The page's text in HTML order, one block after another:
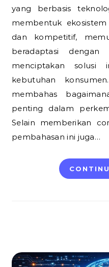
yang berbasis
membentuk
dan kompetitif,
beradaptasi
menciptakan solusi
kebutuhan
membahas
penting dalam
Selain memberikan
pembahasan ini juga…